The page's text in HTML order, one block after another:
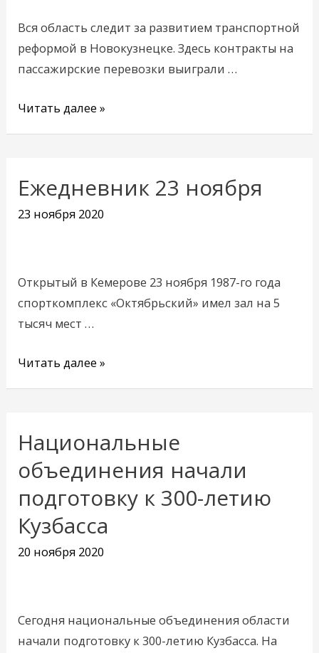
Вся область следит за развитием транспортной
реформой в Новокузнецке. Здесь контракты на
пассажирские перевозки выиграли …
Читать далее »
Ежедневник 23 ноября
23 ноября 2020
Открытый в Кемерове 23 ноября 1987-го года
спорткомплекс «Октябрьский» имел зал на 5
тысяч мест …
Ежедневник
Читать далее »
Национальные
объединения начали
подготовку к 300-летию
Кузбасса
20 ноября 2020
Сегодня национальные объединения области
начали подготовку к 300-летию Кузбасса. На
Национальные
объединения
начали
подготовку
к
300-
летию